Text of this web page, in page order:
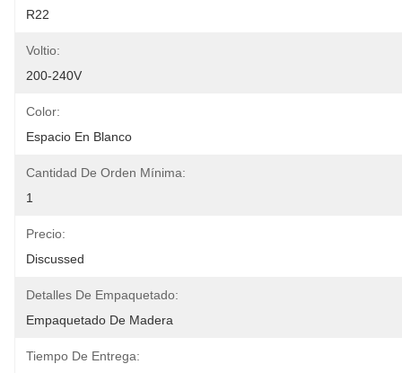
R22
Voltio:
200-240V
Color:
Espacio En Blanco
Cantidad De Orden Mínima:
1
Precio:
Discussed
Detalles De Empaquetado:
Empaquetado De Madera
Tiempo De Entrega: